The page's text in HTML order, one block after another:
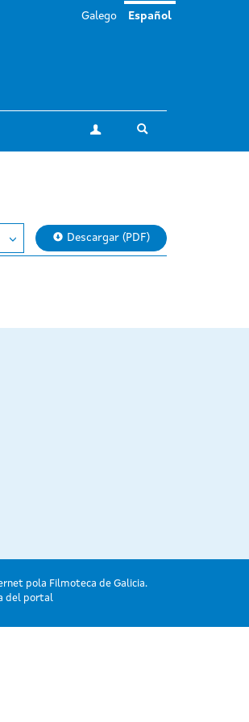
Mi cuenta
Galego Español
Descargar (PDF)
pola Filmoteca de Galicia.
del portal